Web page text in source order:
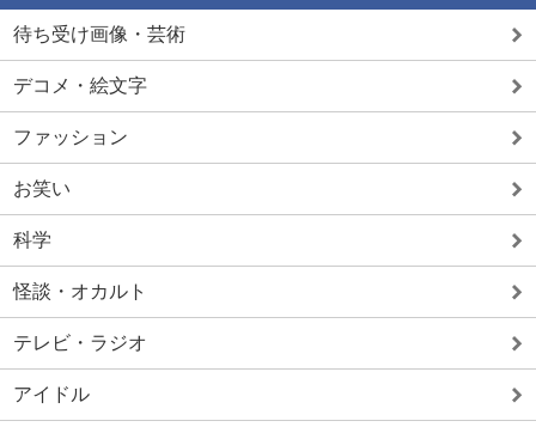
待ち受け画像・芸術
デコメ・絵文字
ファッション
お笑い
科学
怪談・オカルト
テレビ・ラジオ
アイドル